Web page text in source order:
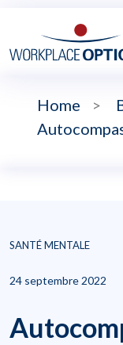
Home >
SANTÉ MENTALE
24 septembre 2022